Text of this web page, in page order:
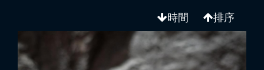
時間 排序